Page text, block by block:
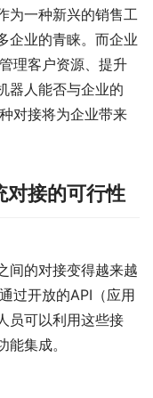
为一种新兴的销售工
企业的青睐。而企业
理客户资源、提升
器人能否与企业的
对接将为企业带来
对接的可行性
间的对接变得越来越
过开放的API（应用
员可以利用这些接
集成。